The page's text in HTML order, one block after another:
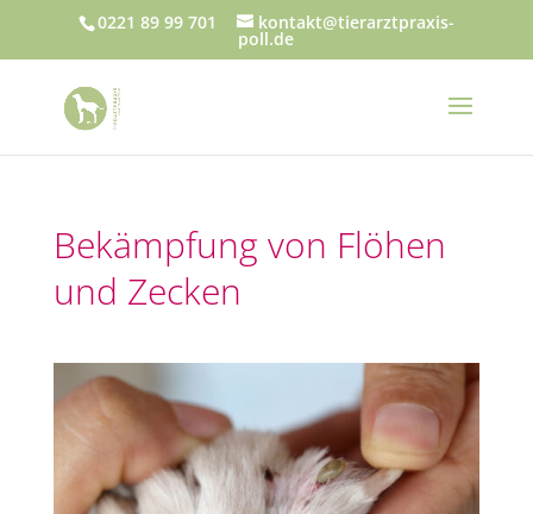
0221 89 99 701 kontakt@tierarztpraxis-
poll.de
Bekämpfung von Flöhen
und Zecken